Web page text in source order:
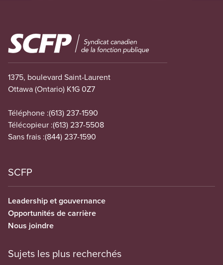
Image
1375, boulevard Saint-Laurent
Ottawa (Ontario) K1G 0Z7
Téléphone :(613) 237-1590
Télécopieur :(613) 237-5508
Sans frais :(844) 237-1590
SCFP
Leadership et gouvernance
Opportunités de carrière
Nous joindre
Sujets les plus recherchés